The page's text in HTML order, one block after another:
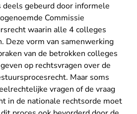
gebeurd door informele
Commissie
waarin alle 4 colleges
Deze vorm van samenwerking
van de betrokken colleges
op rechtsvragen over de
Maar soms
vragen of de vraag
in de nationale rechtsorde moet